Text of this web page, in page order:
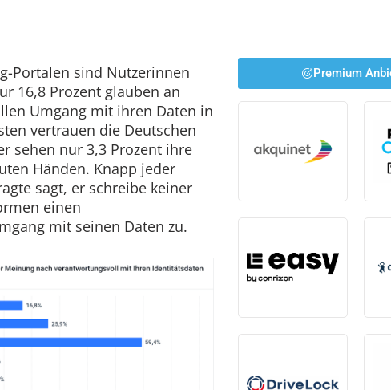
Portalen sind Nutzerinnen
16,8 Prozent glauben an
Umgang mit ihren Daten in
vertrauen die Deutschen
sehen nur 3,3 Prozent ihre
Händen. Knapp jeder
sagt, er schreibe keiner
einen
mit seinen Daten zu.
Premium